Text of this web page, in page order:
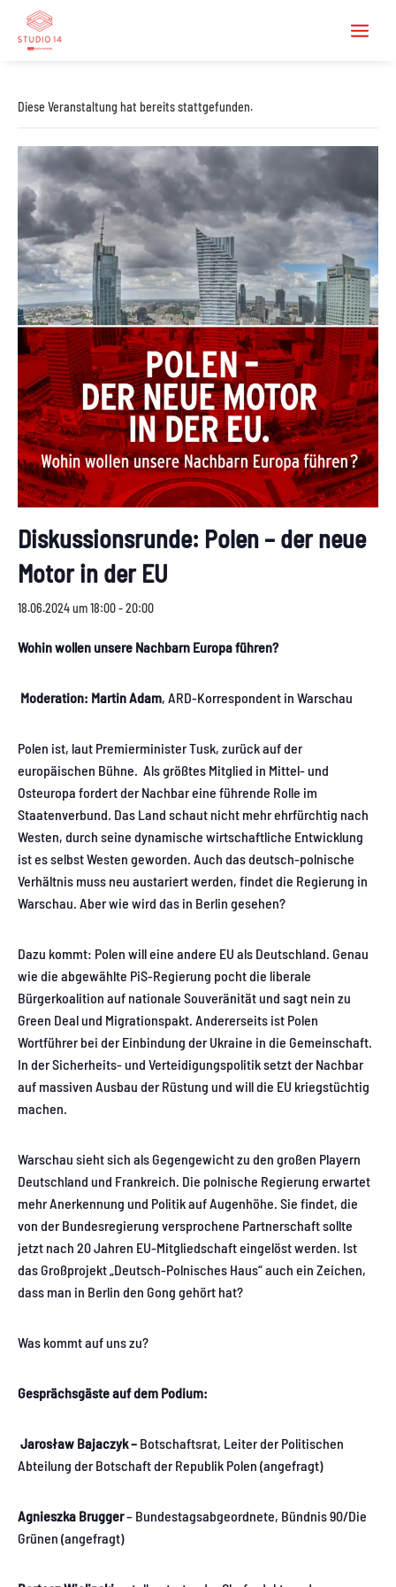
Diese Veranstaltung hat bereits stattgefunden.
Diskussionsrunde: Polen – der neue
Motor in der EU
18.06.2024 um 18:00-20:00
Wohin wollen unsere Nachbarn Europa führen?
Moderation: Martin Adam, ARD-Korrespondent in Warschau
Polen ist, laut Premierminister Tusk, zurück auf der
europäischen Bühne. Als größtes Mitglied in Mittel- und
Osteuropa fordert der Nachbar eine führende Rolle im
Staatenverbund. Das Land schaut nicht mehr ehrfürchtig nach
Westen, durch seine dynamische wirtschaftliche Entwicklung
ist es selbst Westen geworden. Auch das deutsch-polnische
Verhältnis muss neu austariert werden, findet die Regierung in
Warschau. Aber wie wird das in Berlin gesehen?
Dazu kommt: Polen will eine andere EU als Deutschland. Genau
wie die abgewählte PiS-Regierung pocht die liberale
Bürgerkoalition auf nationale Souveränität und sagt nein zu
Green Deal und Migrationspakt. Andererseits ist Polen
Wortführer bei der Einbindung der Ukraine in die Gemeinschaft.
In der Sicherheits- und Verteidigungspolitik setzt der Nachbar
auf massiven Ausbau der Rüstung und will die EU kriegstüchtig
machen.
Warschau sieht sich als Gegengewicht zu den großen Playern
Deutschland und Frankreich. Die polnische Regierung erwartet
mehr Anerkennung und Politik auf Augenhöhe. Sie findet, die
von der Bundesregierung versprochene Partnerschaft sollte
jetzt nach 20 Jahren EU-Mitgliedschaft eingelöst werden. Ist
das Großprojekt „Deutsch-Polnisches Haus“ auch ein Zeichen,
dass man in Berlin den Gong gehört hat?
Was kommt auf uns zu?
Gesprächsgäste auf dem Podium:
Jarosław Bajaczyk – Botschaftsrat, Leiter der Politischen
Abteilung der Botschaft der Republik Polen (angefragt)
Agnieszka Brugger– Bundestagsabgeordnete, Bündnis 90/Die
Grünen (angefragt)